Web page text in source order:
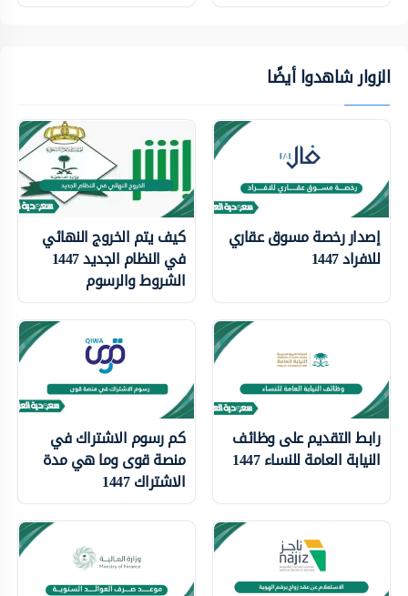
الزوار شاهدوا أيضًا
إصدار رخصة مسوق عقاري
للافراد 1447
كيف يتم الخروج النهائي
في النظام الجديد 1447
الشروط والرسوم
رابط التقديم على وظائف
النيابة العامة للنساء 1447
كم رسوم الاشتراك في
منصة قوى وما هي مدة
الاشتراك 1447